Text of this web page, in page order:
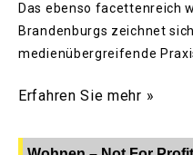
Das ebenso facettenreich
Brandenburgs zeichnet
medienübergreifende
Erfahren Sie mehr »